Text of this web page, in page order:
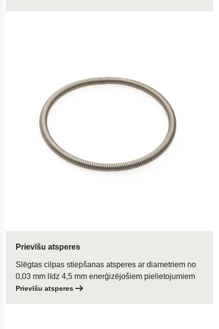
Prievīšu atsperes
Slēgtas cilpas stiepšanas atsperes ar diametriem no
0,03 mm līdz 4,5 mm enerģizējošiem pielietojumiem
Prievīšu atsperes